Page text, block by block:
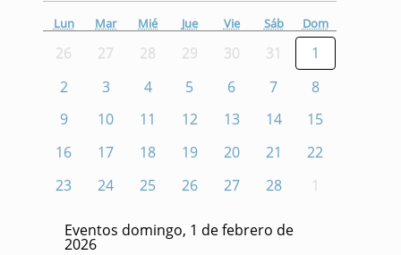
Lun Mar Mié Jue Vie Sáb Dom
26 27 28 29 30 31
1
2
3 4 5 6 7
8
9
10 11 12 13 14
15
16
17 18 19 20 21
22
23
24 25 26 27 28 1
Eventos domingo, 1 de febrero de
2026